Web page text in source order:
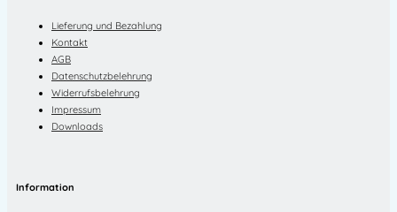
Lieferung und Bezahlung
Kontakt
AGB
Datenschutzbelehrung
Widerrufsbelehrung
Impressum
Downloads
Information